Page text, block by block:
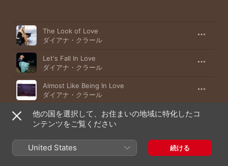
The Look of Love
ダイアナ・クラール
Let's Fall In Love
ダイアナ・クラール
Almost Like Being In Love
ダイアナ・クラール
L-O-V-E
ダイアナ・クラール
Like Someone in Love
ダイアナ・クラール
他の国を選択して、お住まいの地域に特化したコ
ンテンツをご覧ください
United States 続ける